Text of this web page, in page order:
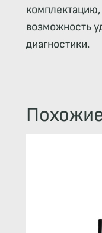
возможность
диагностики.